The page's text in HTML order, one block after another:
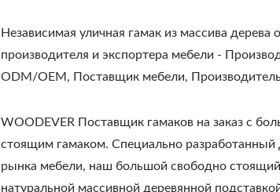
Независимая уличная гамак из массива дерева
производителя и экспортера мебели -
ODM/OEM, Поставщик мебели,
WOODEVER Поставщик гамаков на заказ с
стоящим гамаком. Специально разработанный
рынка мебели, наш большой свободно стоящий
натуральной массивной деревянной